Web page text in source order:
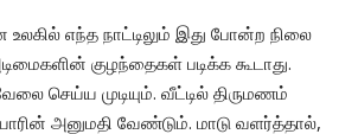
எந்த நாட்டிலும் இது போன்ற நிலை
குழந்தைகள் படிக்க கூடாது.
செய்ய முடியும். வீட்டில் திருமணம்
அனுமதி வேண்டும். மாடு வளர்த்தால்,